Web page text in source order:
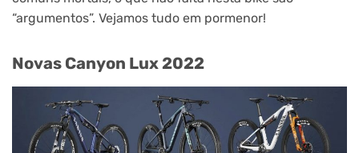
“argumentos”. Vejamos tudo em pormenor!
Novas Canyon Lux 2022